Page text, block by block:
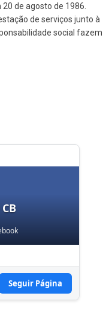
de agosto de 1986.
de serviços junto à
social fazem
Seguir Página